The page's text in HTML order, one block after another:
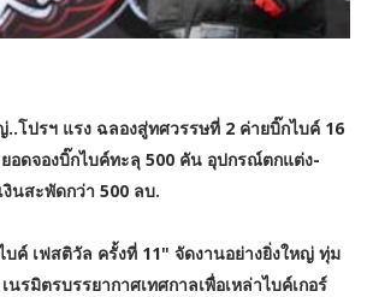
..โปรฯ แรง ฉลองสู่ทศวรรษที่ 2 ค่ายบิ๊กไบค์ 16
อดจองบิ๊กไบค์ทะลุ 500 คัน อุปกรณ์ตกแต่ง-
นสะพัดกว่า 500 ลบ.
บค์ เฟสติวัล ครั้งที่ 11" จัดงานอย่างยิ่งใหญ่ ทุ่ม
นรมิตรบรรยากาศเทศกาลเพื่อเหล่าไบค์เกอร์